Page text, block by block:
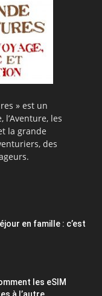
» est un
l’Aventure, les
la grande
des
en famille : c’est
les eSIM